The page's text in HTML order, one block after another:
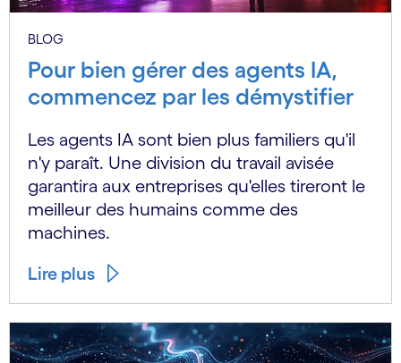
BLOG
Pour bien gérer des agents IA,
commencez par les démystifier
Les agents IA sont bien plus familiers qu'il
n'y paraît. Une division du travail avisée
garantira aux entreprises qu'elles tireront le
meilleur des humains comme des
machines.
Lire plus